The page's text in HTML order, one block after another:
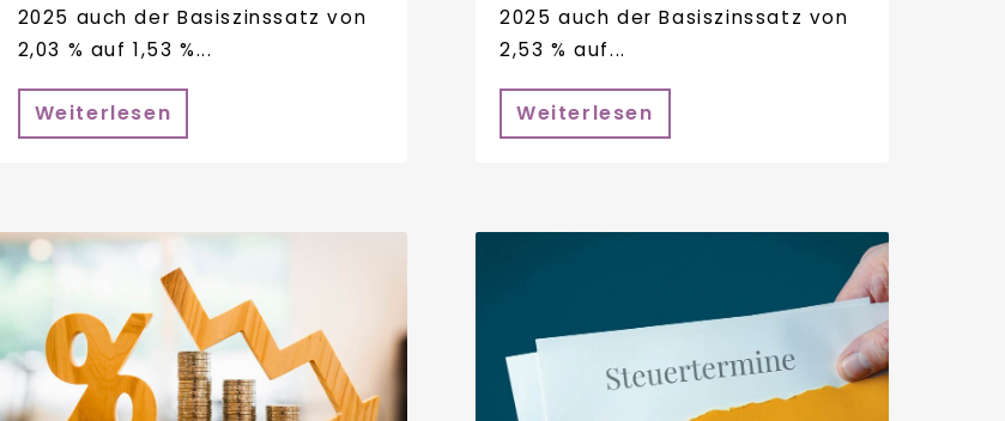
2025 auch der Basiszinssatz von
2,03 % auf 1,53 %...
Weiterlesen
2025 auch der Basiszinssatz von
2,53 % auf...
Weiterlesen